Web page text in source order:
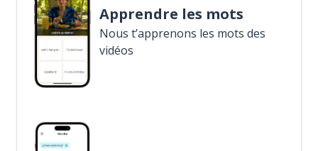
Apprendre les mots
Nous t’apprenons les mots des
vidéos